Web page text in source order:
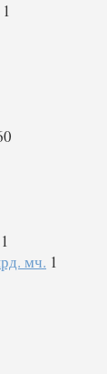
1
1
мч. 1